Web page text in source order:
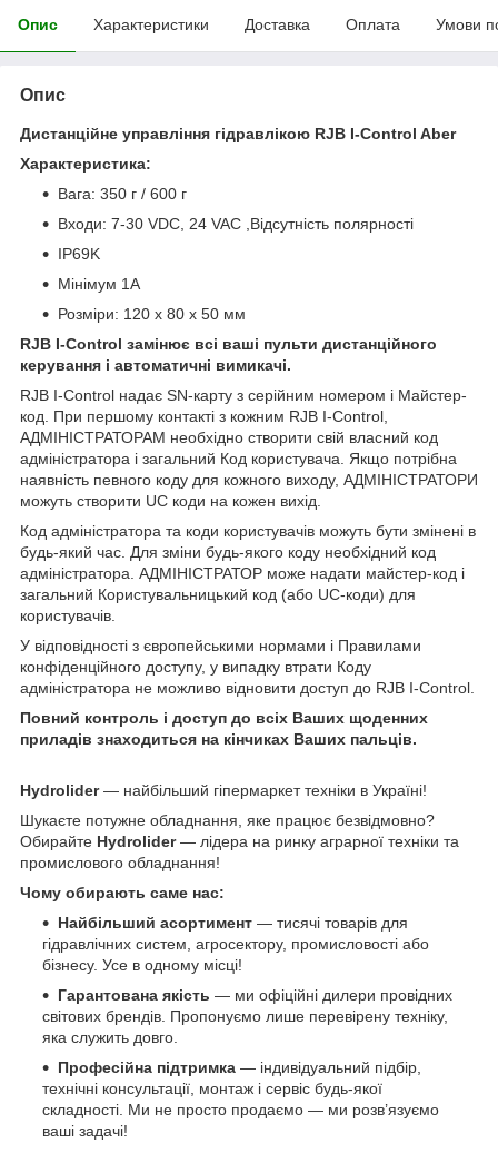
Опис Характеристики Доставка Оплата Умови
Опис
Дистанційне управління гідравлікою RJB I-Control Aber
Характеристика:
Вага: 350 г / 600 г
Входи: 7-30 VDC, 24 VAC ,Відсутність полярності
IP69K
Мінімум 1А
Розміри: 120 x 80 x 50 мм
RJB I-Control замінює всі ваші пульти дистанційного
керування і автоматичні вимикачі.
RJB I-Control надає SN-карту з серійним номером і Майстер-
код. При першому контакті з кожним RJB I-Control,
АДМІНІСТРАТОРАМ необхідно створити свій власний код
адміністратора і загальний Код користувача. Якщо потрібна
наявність певного коду для кожного виходу, АДМІНІСТРАТОРИ
можуть створити UC коди на кожен вихід.
Код адміністратора та коди користувачів можуть бути змінені в
будь-який час. Для зміни будь-якого коду необхідний код
адміністратора. АДМІНІСТРАТОР може надати майстер-код і
загальний Користувальницький код (або UC-коди) для
користувачів.
У відповідності з європейськими нормами і Правилами
конфіденційного доступу, у випадку втрати Коду
адміністратора не можливо відновити доступ до RJB I-Control.
Повний контроль і доступ до всіх Ваших щоденних
приладів знаходиться на кінчиках Ваших пальців.
Hydrolider— найбільший гіпермаркет техніки в Україні!
Шукаєте потужне обладнання, яке працює безвідмовно?
Обирайте Hydrolider— лідера на ринку аграрної техніки та
промислового обладнання!
Чому обирають саме нас:
Найбільший асортимент — тисячі товарів для
гідравлічних систем, агросектору, промисловості або
бізнесу. Усе в одному місці!
Гарантована якість — ми офіційні дилери провідних
світових брендів. Пропонуємо лише перевірену техніку,
яка служить довго.
Професійна підтримка — індивідуальний підбір,
технічні консультації, монтаж і сервіс будь-якої
складності. Ми не просто продаємо — ми розв’язуємо
ваші задачі!